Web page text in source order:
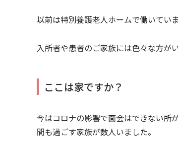
以前は特別養護老人ホームで働いていま
入所者や患者のご家族には色々な方がい
ここは家ですか？
今はコロナの影響で面会はできない所
間も過ごす家族が数人いました。